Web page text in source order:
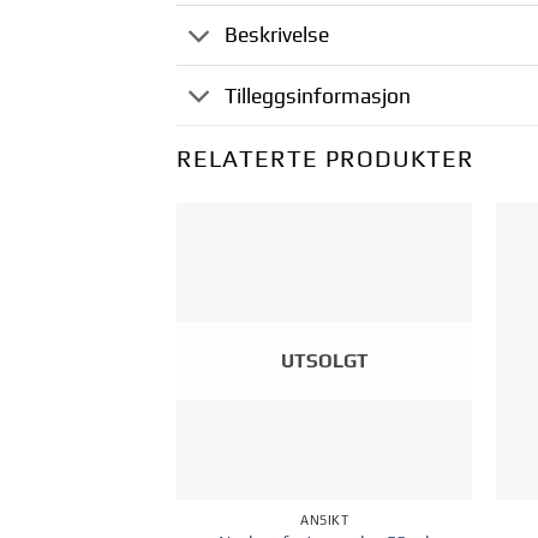
Beskrivelse
Tilleggsinformasjon
RELATERTE PRODUKTER
UTSOLGT
ANSIKT